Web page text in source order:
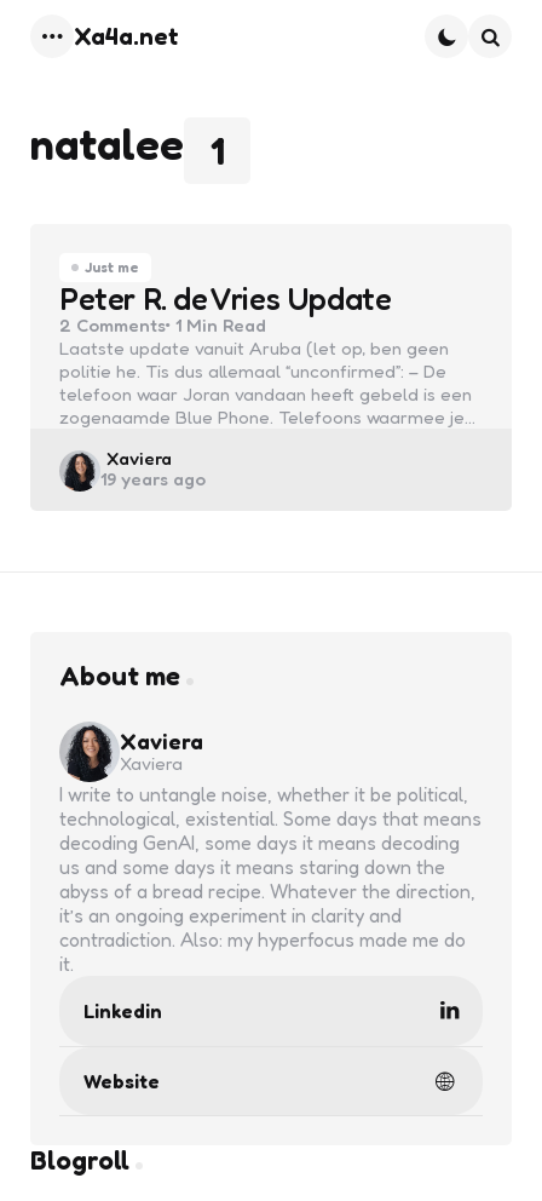
Xa4a.net
1
natalee
Just me
Peter R. de Vries Update
2 Comments 1 Min Read
Laatste update vanuit Aruba (let op, ben geen
politie he. Tis dus allemaal “unconfirmed”: – De
telefoon waar Joran vandaan heeft gebeld is een
zogenaamde Blue Phone. Telefoons waarmee je…
Posted
by
Xaviera
19 years ago
About me
Xaviera
Xaviera
I write to untangle noise, whether it be political,
technological, existential. Some days that means
decoding GenAI, some days it means decoding
us and some days it means staring down the
abyss of a bread recipe. Whatever the direction,
it’s an ongoing experiment in clarity and
contradiction. Also: my hyperfocus made me do
it.
Linkedin
Website
Blogroll